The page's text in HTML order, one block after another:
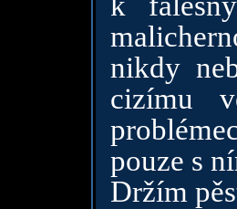
nikdy
cizímu
pouze s
Držím